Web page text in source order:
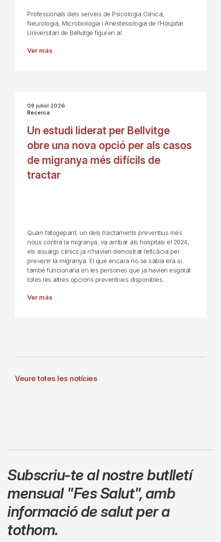
Professionals dels serveis de Psicologia Clínica,
Neurologia, Microbiologia i Anestesiologia de l’Hospital
Universitari de Bellvitge figuren al
Ver más
08 juliol 2026
Recerca
Un estudi liderat per Bellvitge
obre una nova opció per als casos
de migranya més difícils de
tractar
Quan l’atogepant, un dels tractaments preventius més
nous contra la migranya, va arribar als hospitals el 2024,
els assaigs clínics ja n’havien demostrat l’eficàcia per
prevenir la migranya. El que encara no se sabia era si
també funcionaria en les persones que ja havien esgotat
totes les altres opcions preventives disponibles.
Ver más
Veure totes les notícies
Subscriu-te al nostre butlletí
mensual "Fes Salut",amb
informació de salut per a
tothom.